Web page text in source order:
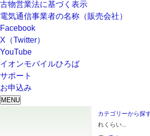
古物営業法に基づく表示
電気通信事業者の名称（販売会社）
Facebook
X（Twitter）
YouTube
イオンモバイルひろば
サポート
お申込み
MENU
カテゴリーから探
れくらい...